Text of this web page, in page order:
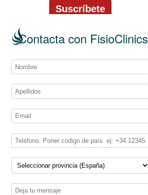
Contacta con FisioClinics